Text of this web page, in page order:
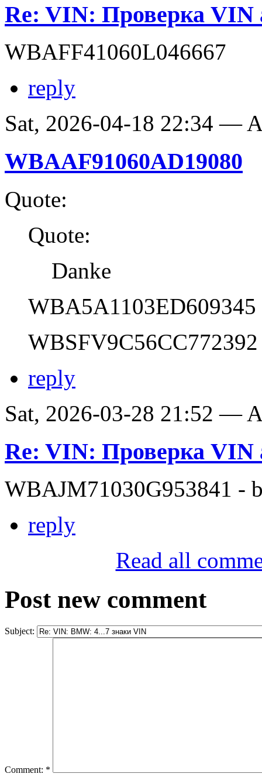
Re: VIN: Проверка VIN
WBAFF41060L046667
reply
Sat, 2026-04-18 22:34 —
WBAAF91060AD19080
Quote:
Quote:
Danke
WBA5A1103ED609345
WBSFV9C56CC772392
reply
Sat, 2026-03-28 21:52 —
Re: VIN: Проверка VIN
WBAJM71030G953841 -
reply
Read all
Post new comment
Subject:
Comment: *